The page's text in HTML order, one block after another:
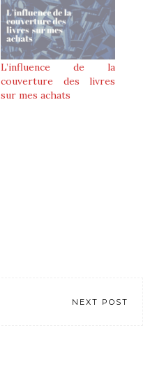
L’influence de la
couverture des livres
sur mes achats
NEXT POST